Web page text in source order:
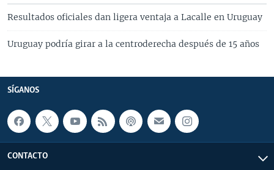
Resultados oficiales dan ligera ventaja a Lacalle en Uruguay
Uruguay podría girar a la centroderecha después de 15 años
SÍGANOS
CONTACTO